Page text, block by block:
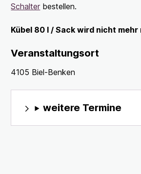
Schalterbestellen.
Kübel 80 l / Sack wird nicht mehr
Veranstaltungsort
4105 Biel-Benken
weitere Termine